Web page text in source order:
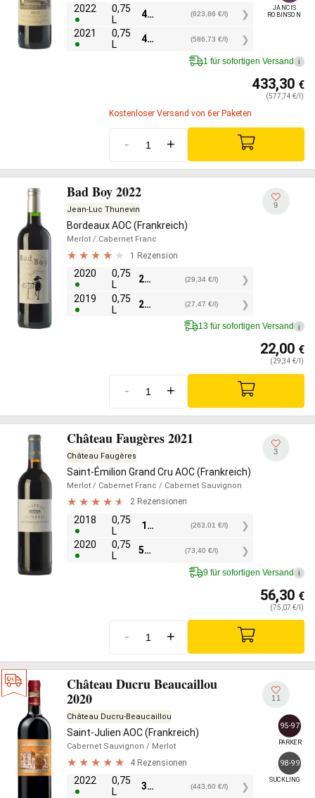
2022
0,75
L
467,90 (623,86 €/l)
2021
0,75
L
440,05 (586,73 €/l)
JANCIS
ROBINSON
1 für sofortigen Versand i
433,30 €
(577,74 €/l)
Kostenloser Versand von 6er Paketen
- +
Bad Boy 2022
Jean-Luc Thunevin
Bordeaux AOC (Frankreich)
Merlot / Cabernet Franc
1 Rezension
2020
0,75
L
22,00 (29,34 €/l)
2019
0,75
L
20,60 (27,47 €/l)
9
13 für sofortigen Versand i
22,00 €
(29,34 €/l)
- +
Château Faugères 2021
Château Faugères
Saint-Émilion Grand Cru AOC (Frankreich)
Merlot / Cabernet Franc / Cabernet Sauvignon
2 Rezensionen
2018
0,75
L
197,25 (263,01 €/l)
2020
0,75
L
55,05 (73,40 €/l)
3
9 für sofortigen Versand i
56,30 €
(75,07 €/l)
- +
Château Ducru Beaucaillou
2020
Château Ducru-Beaucaillou
Saint-Julien AOC (Frankreich)
Cabernet Sauvignon / Merlot
4 Rezensionen
2022
0,75
L
332,70 (443,60 €/l)
11
95-97
PARKER
98-99
SUCKLING